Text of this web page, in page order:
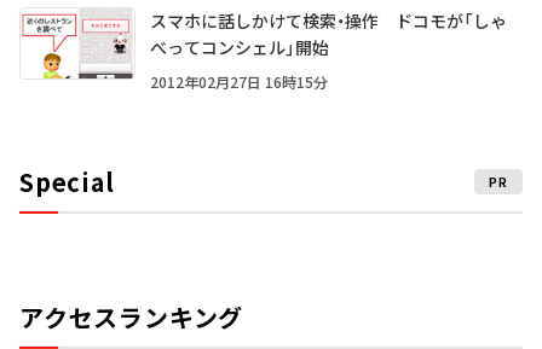
スマホに話しかけて検索・操作 ドコモが「しゃ
べってコンシェル」開始
2012年02月27日 16時15分
Special PR
アクセスランキング